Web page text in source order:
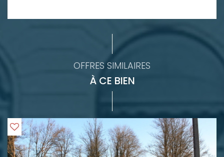
OFFRES SIMILAIRES
À CE BIEN